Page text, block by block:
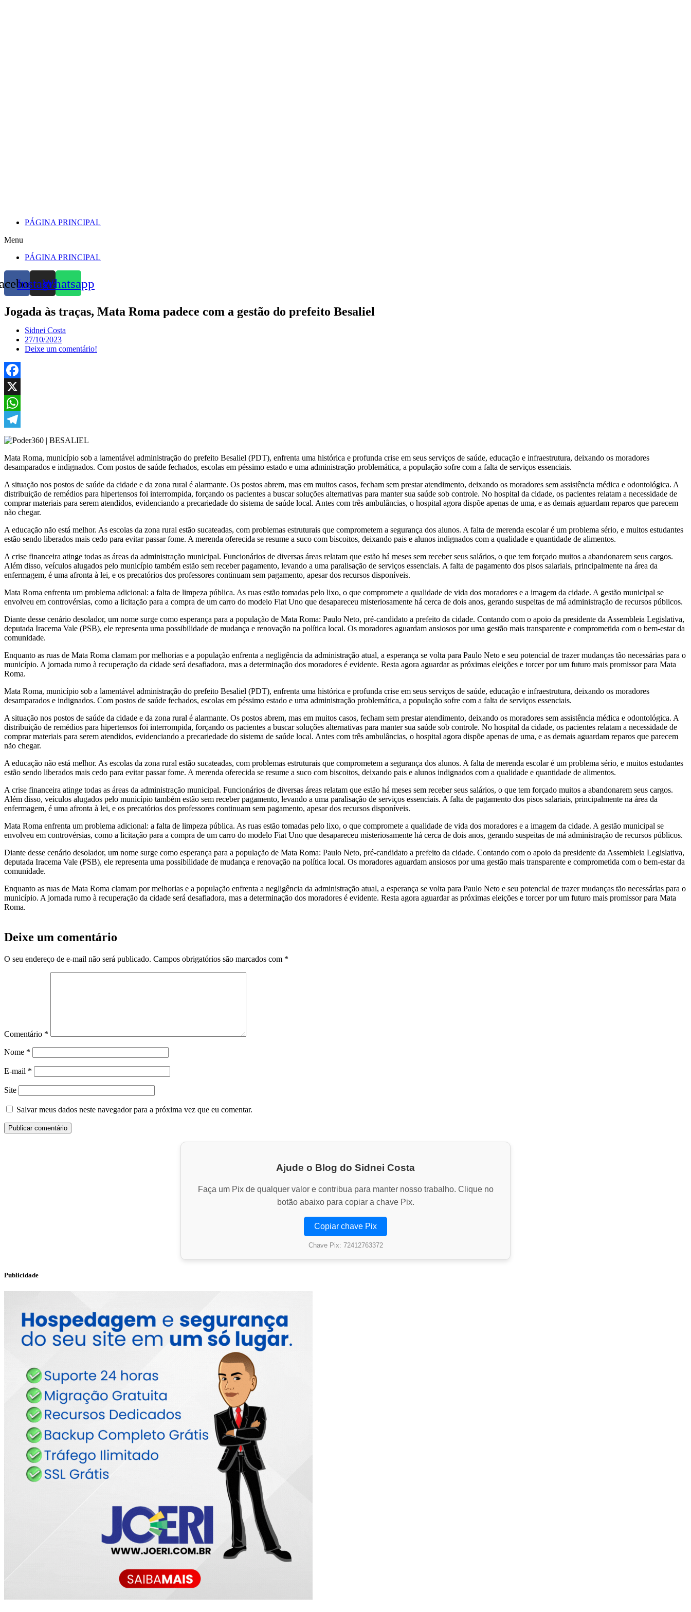
PÁGINA PRINCIPAL
Menu
PÁGINA PRINCIPAL
InstagramWhatsapp
Jogada às traças, Mata Roma padece com a gestão do prefeito Besaliel
Sidnei Costa
27/10/2023
Deixe um comentário!
Facebook
X
WhatsApp
Telegram
Mata Roma, município sob a lamentável administração do prefeito Besaliel (PDT), enfrenta uma histórica e profunda crise em seus serviços de saúde, educação e infraestrutura, deixando os moradores
desamparados e indignados. Com postos de saúde fechados, escolas em péssimo estado e uma administração problemática, a população sofre com a falta de serviços essenciais.
A situação nos postos de saúde da cidade e da zona rural é alarmante. Os postos abrem, mas em muitos casos, fecham sem prestar atendimento, deixando os moradores sem assistência médica e odontológica. A
distribuição de remédios para hipertensos foi interrompida, forçando os pacientes a buscar soluções alternativas para manter sua saúde sob controle. No hospital da cidade, os pacientes relatam a necessidade de
comprar materiais para serem atendidos, evidenciando a precariedade do sistema de saúde local. Antes com três ambulâncias, o hospital agora dispõe apenas de uma, e as demais aguardam reparos que parecem
não chegar.
A educação não está melhor. As escolas da zona rural estão sucateadas, com problemas estruturais que comprometem a segurança dos alunos. A falta de merenda escolar é um problema sério, e muitos estudantes
estão sendo liberados mais cedo para evitar passar fome. A merenda oferecida se resume a suco com biscoitos, deixando pais e alunos indignados com a qualidade e quantidade de alimentos.
A crise financeira atinge todas as áreas da administração municipal. Funcionários de diversas áreas relatam que estão há meses sem receber seus salários, o que tem forçado muitos a abandonarem seus cargos.
Além disso, veículos alugados pelo município também estão sem receber pagamento, levando a uma paralisação de serviços essenciais. A falta de pagamento dos pisos salariais, principalmente na área da
enfermagem, é uma afronta à lei, e os precatórios dos professores continuam sem pagamento, apesar dos recursos disponíveis.
Mata Roma enfrenta um problema adicional: a falta de limpeza pública. As ruas estão tomadas pelo lixo, o que compromete a qualidade de vida dos moradores e a imagem da cidade. A gestão municipal se
envolveu em controvérsias, como a licitação para a compra de um carro do modelo Fiat Uno que desapareceu misteriosamente há cerca de dois anos, gerando suspeitas de má administração de recursos públicos.
Diante desse cenário desolador, um nome surge como esperança para a população de Mata Roma: Paulo Neto, pré-candidato a prefeito da cidade. Contando com o apoio da presidente da Assembleia Legislativa,
deputada Iracema Vale (PSB), ele representa uma possibilidade de mudança e renovação na política local. Os moradores aguardam ansiosos por uma gestão mais transparente e comprometida com o bem-estar da
comunidade.
Enquanto as ruas de Mata Roma clamam por melhorias e a população enfrenta a negligência da administração atual, a esperança se volta para Paulo Neto e seu potencial de trazer mudanças tão necessárias para o
município. A jornada rumo à recuperação da cidade será desafiadora, mas a determinação dos moradores é evidente. Resta agora aguardar as próximas eleições e torcer por um futuro mais promissor para Mata
Roma.
Mata Roma, município sob a lamentável administração do prefeito Besaliel (PDT), enfrenta uma histórica e profunda crise em seus serviços de saúde, educação e infraestrutura, deixando os moradores
desamparados e indignados. Com postos de saúde fechados, escolas em péssimo estado e uma administração problemática, a população sofre com a falta de serviços essenciais.
A situação nos postos de saúde da cidade e da zona rural é alarmante. Os postos abrem, mas em muitos casos, fecham sem prestar atendimento, deixando os moradores sem assistência médica e odontológica. A
distribuição de remédios para hipertensos foi interrompida, forçando os pacientes a buscar soluções alternativas para manter sua saúde sob controle. No hospital da cidade, os pacientes relatam a necessidade de
comprar materiais para serem atendidos, evidenciando a precariedade do sistema de saúde local. Antes com três ambulâncias, o hospital agora dispõe apenas de uma, e as demais aguardam reparos que parecem
não chegar.
A educação não está melhor. As escolas da zona rural estão sucateadas, com problemas estruturais que comprometem a segurança dos alunos. A falta de merenda escolar é um problema sério, e muitos estudantes
estão sendo liberados mais cedo para evitar passar fome. A merenda oferecida se resume a suco com biscoitos, deixando pais e alunos indignados com a qualidade e quantidade de alimentos.
A crise financeira atinge todas as áreas da administração municipal. Funcionários de diversas áreas relatam que estão há meses sem receber seus salários, o que tem forçado muitos a abandonarem seus cargos.
Além disso, veículos alugados pelo município também estão sem receber pagamento, levando a uma paralisação de serviços essenciais. A falta de pagamento dos pisos salariais, principalmente na área da
enfermagem, é uma afronta à lei, e os precatórios dos professores continuam sem pagamento, apesar dos recursos disponíveis.
Mata Roma enfrenta um problema adicional: a falta de limpeza pública. As ruas estão tomadas pelo lixo, o que compromete a qualidade de vida dos moradores e a imagem da cidade. A gestão municipal se
envolveu em controvérsias, como a licitação para a compra de um carro do modelo Fiat Uno que desapareceu misteriosamente há cerca de dois anos, gerando suspeitas de má administração de recursos públicos.
Diante desse cenário desolador, um nome surge como esperança para a população de Mata Roma: Paulo Neto, pré-candidato a prefeito da cidade. Contando com o apoio da presidente da Assembleia Legislativa,
deputada Iracema Vale (PSB), ele representa uma possibilidade de mudança e renovação na política local. Os moradores aguardam ansiosos por uma gestão mais transparente e comprometida com o bem-estar da
comunidade.
Enquanto as ruas de Mata Roma clamam por melhorias e a população enfrenta a negligência da administração atual, a esperança se volta para Paulo Neto e seu potencial de trazer mudanças tão necessárias para o
município. A jornada rumo à recuperação da cidade será desafiadora, mas a determinação dos moradores é evidente. Resta agora aguardar as próximas eleições e torcer por um futuro mais promissor para Mata
Roma.
Deixe um comentário
O seu endereço de e-mail não será publicado. Campos obrigatórios são marcados com *
Comentário *
Nome *
E-mail *
Site
Salvar meus dados neste navegador para a próxima vez que eu comentar.
Ajude o Blog do Sidnei Costa
Faça um Pix de qualquer valor e contribua para manter nosso trabalho. Clique no
botão abaixo para copiar a chave Pix.
Copiar chave Pix
Chave Pix: 72412763372
Publicidade